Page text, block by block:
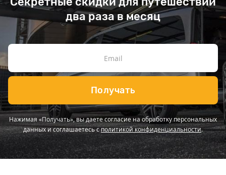
два раза в месяц
Получать
Нажимая «Получать», вы даете согласие на обработку персональных
данных и соглашаетесь сполитикой конфиденциальности.